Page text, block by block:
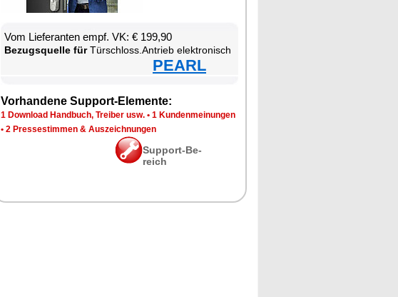
Vom Lie­fe­ran­ten empf. VK: € 199,90
Be­zugs­quel­le fürTür­schloss.An­trieb elek­tro­nisch
PEARL
Vor­han­de­ne Sup­port-Ele­men­te:
1 Down­load Hand­buch, Trei­ber usw. • 1 Kun­den­mei­nun­gen
• 2 Pres­se­stim­men & Aus­zeich­nun­gen
Sup­port-Be­
reich